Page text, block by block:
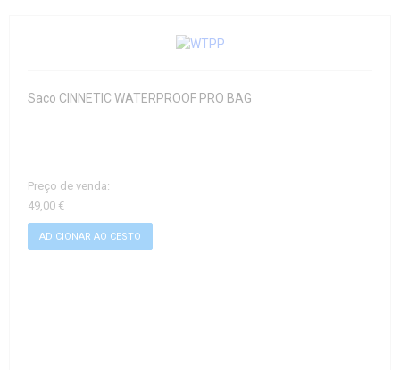
Saco CINNETIC WATERPROOF PRO BAG
Preço de venda:
49,00 €